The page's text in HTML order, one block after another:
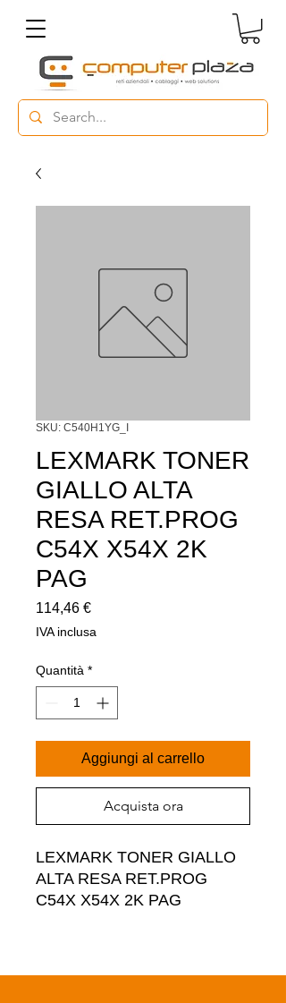
SKU: C540H1YG_I
LEXMARK TONER
GIALLO ALTA
RESA RET.PROG
C54X X54X 2K
PAG
114,46 €Prezzo
IVA inclusa
Quantità *
Aggiungi al carrello
Acquista ora
LEXMARK TONER GIALLO
ALTA RESA RET.PROG
C54X X54X 2K PAG